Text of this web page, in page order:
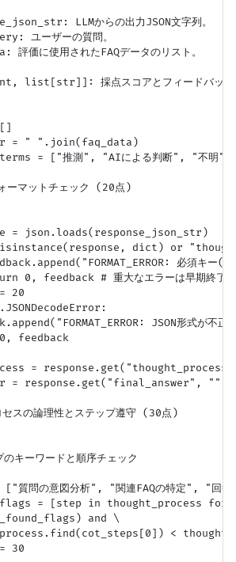
LLMからの出力JSON文字列。
ユーザーの質問。
価に使用されたFAQデータのリスト。
list[str]]: 採点スコアとフィードバック
= " ".join(faq_data)
= ["推測", "AIによる判断", "不明",
マットチェック (20点)
= json.loads(response_json_str)
dict) or
必須キー
0, feedback # 重大なエラーは早期終了
20
JSON形式が不正
feedback
=
= response.get("final_answer", "")
スの論理性とステップ遵守 (30点)
キーワードと順序チェック
質問の意図分析", "関連FAQの特定", "回答
= [step in thought_process for
and \
<
30